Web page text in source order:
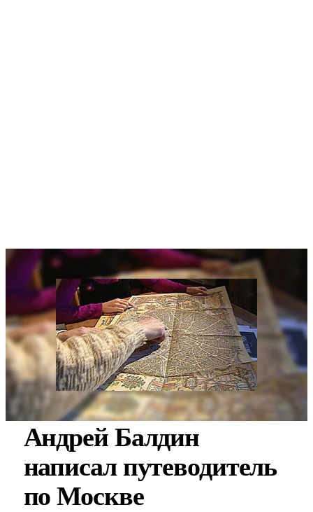
Андрей Балдин
написал путеводитель
по Москве